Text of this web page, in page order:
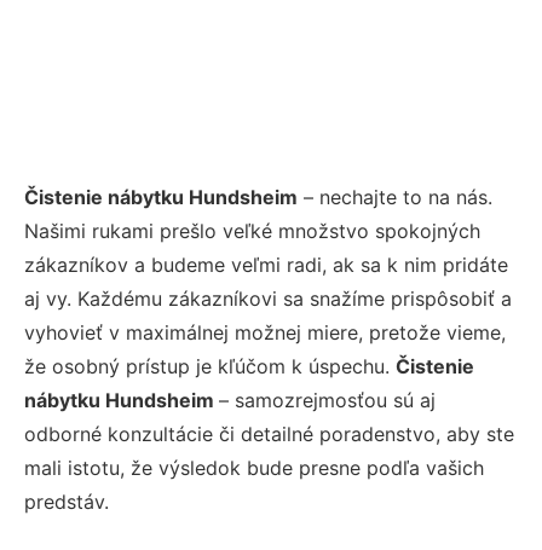
Čistenie nábytku Hundsheim – nechajte to na nás.
Našimi rukami prešlo veľké množstvo spokojných
zákazníkov a budeme veľmi radi, ak sa k nim pridáte
aj vy. Každému zákazníkovi sa snažíme prispôsobiť a
vyhovieť v maximálnej možnej miere, pretože vieme,
že osobný prístup je kľúčom k úspechu. Čistenie
nábytku Hundsheim – samozrejmosťou sú aj
odborné konzultácie či detailné poradenstvo, aby ste
mali istotu, že výsledok bude presne podľa vašich
predstáv.